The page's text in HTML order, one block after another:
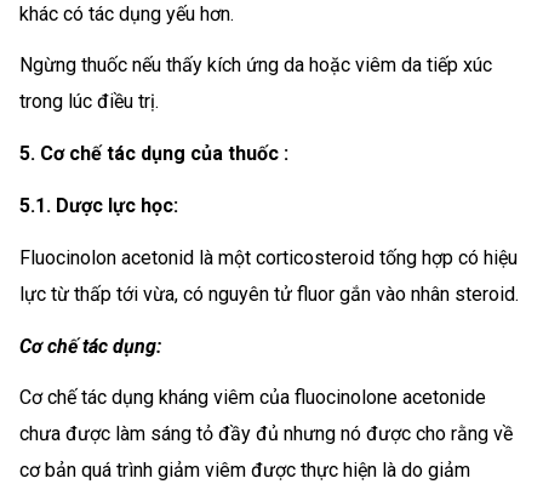
khác có tác dụng yếu hơn.
Ngừng thuốc nếu thấy kích ứng da hoặc viêm da tiếp xúc
trong lúc điều trị.
5. Cơ chế tác dụng của thuốc :
5.1. Dược lực học:
Fluocinolon acetonid là một corticosteroid tống hợp có hiệu
lực từ thấp tới vừa, có nguyên tử fluor gắn vào nhân steroid.
Cơ chế tác dụng:
Cơ chế tác dụng kháng viêm của fluocinolone acetonide
chưa được làm sáng tỏ đầy đủ nhưng nó được cho rằng về
cơ bản quá trình giảm viêm được thực hiện là do giảm